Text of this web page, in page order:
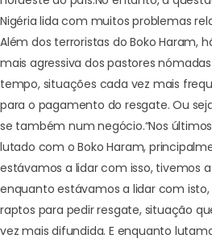
Nigéria lida com muitos problemas
Além dos terroristas do Boko Haram,
mais agressiva dos pastores
tempo, situações cada vez mais
para o pagamento do resgate. Ou
se também num negócio.“Nos
lutado com o Boko Haram,
estávamos a lidar com isso, tivemos
enquanto estávamos a lidar com
raptos para pedir resgate, situação
vez mais difundida. E enquanto